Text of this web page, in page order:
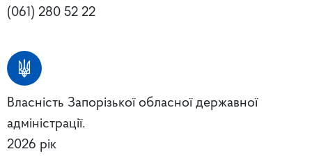
(061) 280 52 22
Власність Запорізької обласної державної
адміністрації.
2026 рік